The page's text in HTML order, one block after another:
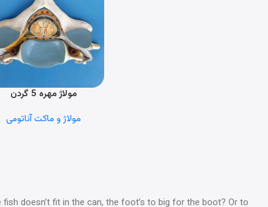
اطلاعات بیشترمولاژ مهره 5 گردن
مولاژ و ماکت آناتومی
doesn’t fit in the can, the foot’s to big for the boot? Or to